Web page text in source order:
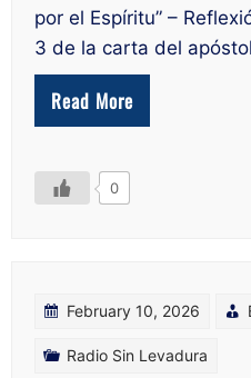
por el Espíritu” –
3 de la carta del apóstol
Read More
0
February 10, 2026
Radio Sin Levadura